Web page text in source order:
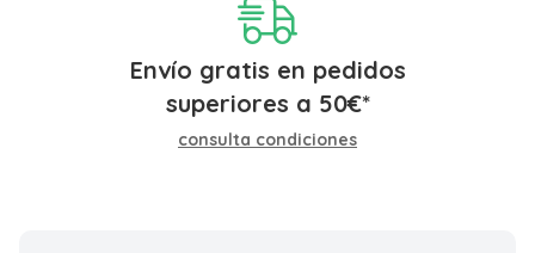
Envío gratis en pedidos
superiores a 50€*
consulta condiciones